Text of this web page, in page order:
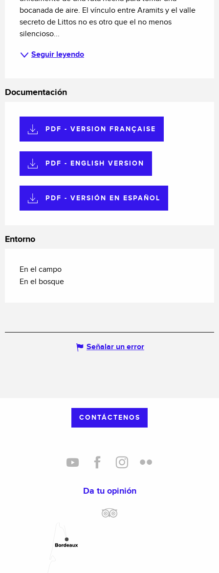
bocanada de aire. El vínculo entre Aramits y el valle
secreto de Littos no es otro que el no menos
silencioso...
Seguir leyendo
Documentación
PDF - VERSION FRANÇAISE
PDF - ENGLISH VERSION
PDF - VERSIÓN EN ESPAÑOL
Entorno
En el campo
En el bosque
Señalar un error
CONTÁCTENOS
Da tu opinión